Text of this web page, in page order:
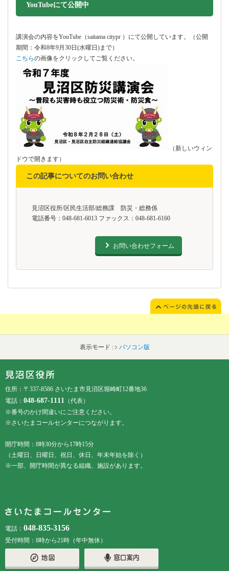
YouTubeにて公開中
講演会の内容をYouTube（saitama citypr ）にて公開しています。（公開
期間：令和8年9月30日(水曜日)まで）
こちらの画像をクリックしてご覧ください。
（新しいウィン
ドウで開きます）
この記事についてのお問い合わせ
見沼区役所/区民生活部/総務課 防災・総務係
電話番号：048-681-6013 ファックス：048-681-6160
お問い合わせフォーム
表示モード : パソコン版
住所：〒337-8586 さいたま市見沼区堀崎町12番地36
電話： 048-687-1111 （代表）
※番号のかけ間違いにご注意ください。
※さいたまコールセンターにつながります。
開庁時間：8時30分から17時15分
（土曜日、日曜日、祝日、休日、年末年始を除く）
※一部、開庁時間が異なる組織、施設があります。
電話： 048-835-3156
受付時間：8時から21時（年中無休）